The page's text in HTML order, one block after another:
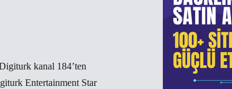
kanal 184’ten
Entertainment Star